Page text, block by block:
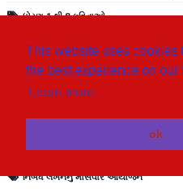
This website uses cookies
the best experience on our
Learn more
ok
ધોરણ 1 થી 8 કવિતાઓ
ધોરણ 10 વિજ્ઞાન
ધોરણ ૬ થી ૮ ગુજરાતી અધ્યયનપોથી PDF
નિબંધ લેખન ધોરણ 3 થી 8
નિબંધ લેખનનું માસવાર આયોજન